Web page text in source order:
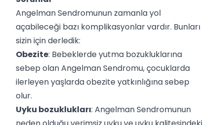
Angelman Sendromunun zamanla yol
açabileceği bazı komplikasyonlar vardır. Bunları
sizin için derledik:
Obezite: Bebeklerde yutma bozukluklarına
sebep olan Angelman Sendromu, çocuklarda
ilerleyen yaşlarda obezite yatkınlığına sebep
olur.
Uyku bozuklukları: Angelman Sendromunun